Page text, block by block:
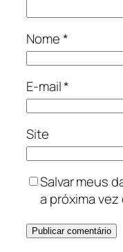
Nome*
E-mail*
Site
Salvar meus
a próxima